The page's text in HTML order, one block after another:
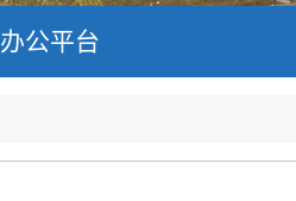
办公平台